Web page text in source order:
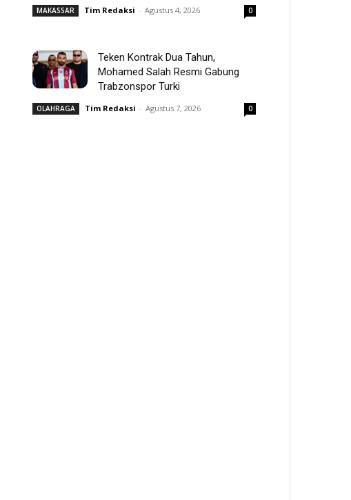
MAKASSAR Tim Redaksi - Agustus 4, 2026 0
Teken Kontrak Dua Tahun,
Mohamed Salah Resmi Gabung
Trabzonspor Turki
OLAHRAGA Tim Redaksi - Agustus 7, 2026 0